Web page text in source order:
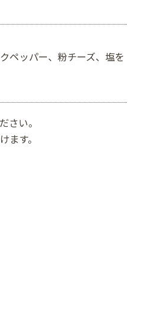
ペッパー、粉チーズ、塩を
さい。
す。